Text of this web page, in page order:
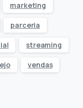
marketing
parceria
streaming
vendas